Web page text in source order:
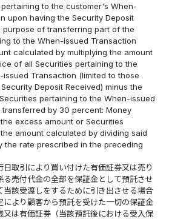
to the customer's When-
upon having the Security Deposit
of transferring part of the
to the When-issued Transaction
calculated by multiplying the amount
of all Securities pertaining to the
Transaction (limited to those
Deposit Received) minus the
pertaining to the When-issued
by 30 percent: Money
excess amount or Securities
amount calculated by dividing said
the rate prescribed in the preceding
日取引により買い付けた有価証券又は売り
る売付代金の全部を保証金として預託させ
当該受渡しをするために引き出させる場合
により顧客から預託を受けた一切の保証金
又は有価証券（当該預託後における受入保